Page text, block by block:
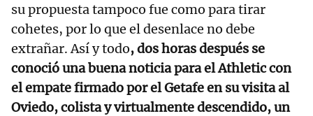
su propuesta tampoco fue como para tirar
cohetes, por lo que el desenlace no debe
extrañar. Así y todo, dos horas después se
conoció una buena noticia para el Athletic con
el empate firmado por el Getafe en su visita al
Oviedo, colista y virtualmente descendido, un